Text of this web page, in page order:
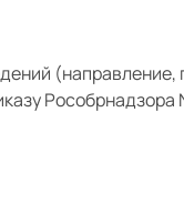
Рособрнадзора